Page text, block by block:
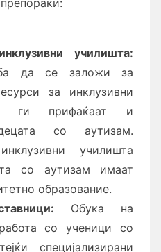
училишта:
да се заложи за
за инклузивни
ги прифаќаат и
со аутизам.
училишта
со аутизам имаат
образование.
Обука на
со ученици со
специјализирани